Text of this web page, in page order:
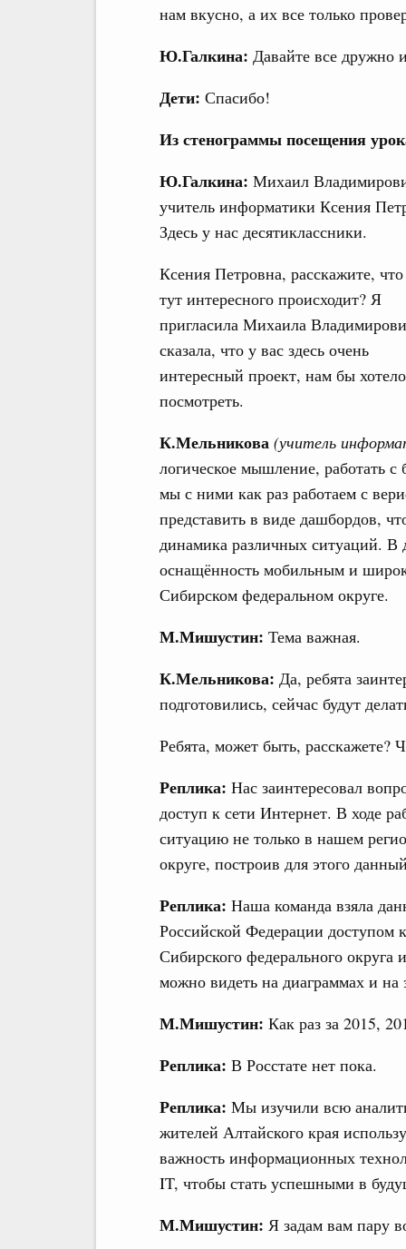
нам вкусно, а их все только
Ю.Галкина: Давайте все дружно
Дети: Спасибо!
Из стенограммы посещения
Ю.Галкина: Михаил
учитель информатики Ксения
Здесь у нас десятиклассники.
Ксения Петровна, расскажите,
тут интересного происходит? Я
пригласила Михаила
сказала, что у вас здесь очень
интересный проект, нам бы
посмотреть.
К.Мельникова (учитель
логическое мышление, работать
мы с ними как раз работаем с
представить в виде дашбордов,
динамика различных ситуаций.
оснащённость мобильным и
Сибирском федеральном округе.
М.Мишустин: Тема важная.
К.Мельникова: Да, ребята
подготовились, сейчас будут
Ребята, может быть, расскажете?
Реплика: Нас заинтересовал
доступ к сети Интернет. В ходе
ситуацию не только в нашем
округе, построив для этого
Реплика: Наша команда взяла
Российской Федерации доступом
Сибирского федерального округа
можно видеть на диаграммах и на
М.Мишустин: Как раз за 2015,
Реплика: В Росстате нет пока.
Реплика: Мы изучили всю
жителей Алтайского края
важность информационных
IT, чтобы стать успешными в
М.Мишустин: Я задам вам пару